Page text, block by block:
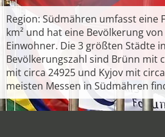
Region: Südmähren umfasst eine
km² und hat eine Bevölkerung
Einwohner. Die 3 größten Städte
Bevölkerungszahl sind Brünn mit
mit circa 24925 und Kyjov mit
meisten Messen in Südmähren